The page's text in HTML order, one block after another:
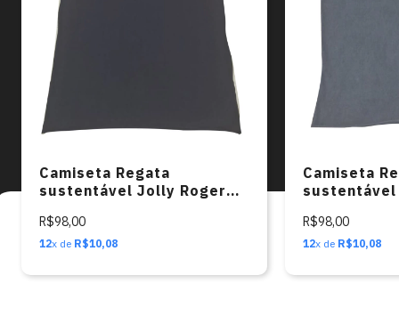
Ao final de sua vida útil, considere reciclar ou doar.
Adquira já a sua
e faça parte da mudança em direção a um
mundo mais sustentável!
Juntos cuidando do Planeta!
Camiseta Regata
sustentável Jolly Roger
R$98,00
12x de R$10,08
Camiseta
R$98,00
12x de R$10,08